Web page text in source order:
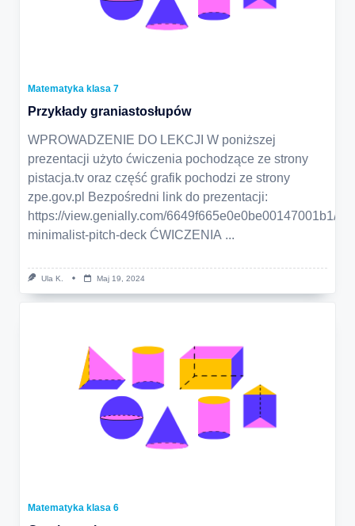
Matematyka klasa 7
Przykłady graniastosłupów
WPROWADZENIE DO LEKCJI W poniższej
prezentacji użyto ćwiczenia pochodzące ze strony
pistacja.tv oraz część grafik pochodzi ze strony
zpe.gov.pl Bezpośredni link do prezentacji:
https://view.genially.com/6649f665e0e0be00147001b1/
minimalist-pitch-deck ĆWICZENIA ...
Ula K. Maj 19, 2024
Matematyka klasa 6